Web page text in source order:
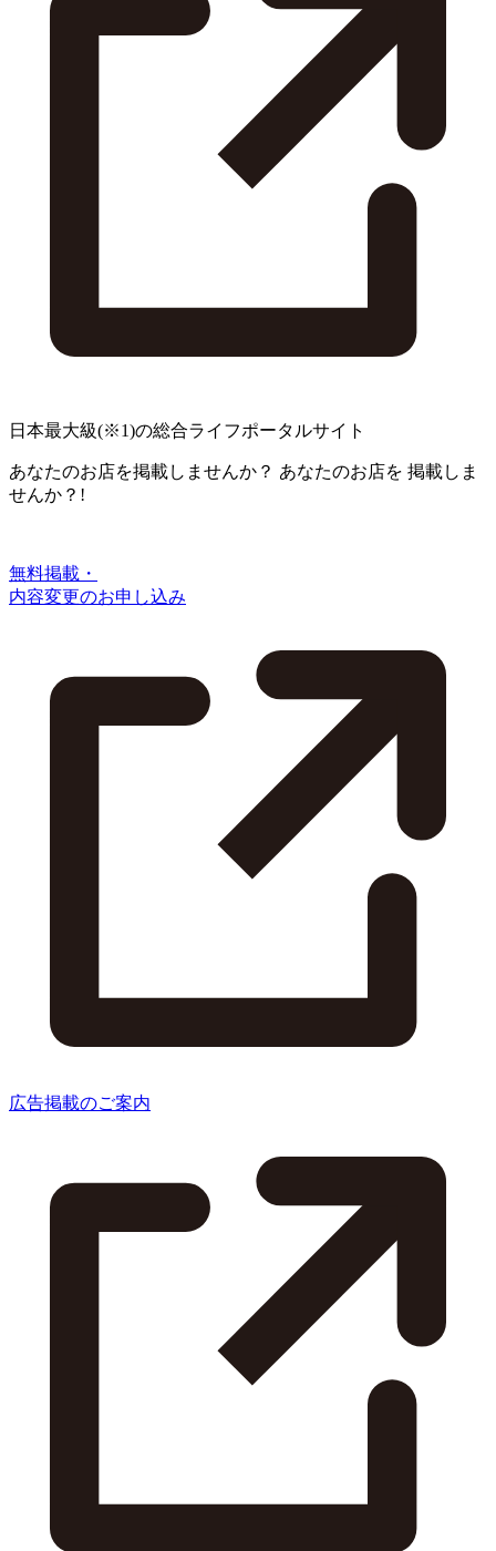
日本最大級(※1)の総合ライフポータルサイト
あなたのお店を掲載しませんか？ あなたのお店を 掲載しま
せんか？!
無料掲載・
内容変更のお申し込み
広告掲載のご案内